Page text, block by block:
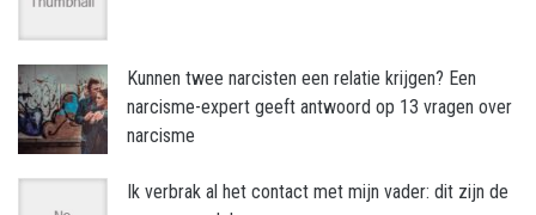
Kunnen twee narcisten een relatie krijgen? Een
narcisme-expert geeft antwoord op 13 vragen over
narcisme
Ik verbrak al het contact met mijn vader: dit zijn de